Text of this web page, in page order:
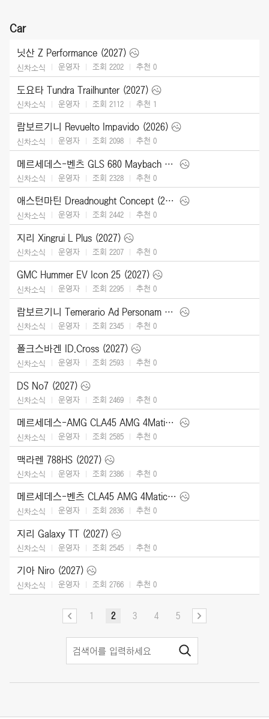
Car
닛산 Z Performance (2027)
신차소식 운영자 조회 2202 추천 0
도요타 Tundra Trailhunter (2027)
신차소식 운영자 조회 2112 추천 1
람보르기니 Revuelto Impavido (2026)
신차소식 운영자 조회 2098 추천 0
메르세데스-벤츠 GLS 680 Maybach (2027)
신차소식 운영자 조회 2328 추천 0
애스턴마틴 Dreadnought Concept (2026)
신차소식 운영자 조회 2442 추천 0
지리 Xingrui L Plus (2027)
신차소식 운영자 조회 2207 추천 0
GMC Hummer EV Icon 25 (2027)
신차소식 운영자 조회 2295 추천 0
람보르기니 Temerario Ad Personam (2026)
신차소식 운영자 조회 2345 추천 0
폴크스바겐 ID.Cross (2027)
신차소식 운영자 조회 2593 추천 0
DS No7 (2027)
신차소식 운영자 조회 2469 추천 0
메르세데스-AMG CLA45 AMG 4Matic (2027)
신차소식 운영자 조회 2585 추천 0
맥라렌 788HS (2027)
신차소식 운영자 조회 2386 추천 0
메르세데스-벤츠 CLA45 AMG 4Matic (2027)
신차소식 운영자 조회 2836 추천 0
지리 Galaxy TT (2027)
신차소식 운영자 조회 2545 추천 0
기아 Niro (2027)
신차소식 운영자 조회 2766 추천 0
1 2 3 4 5